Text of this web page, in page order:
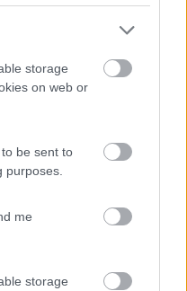
storage
on web or
be sent to
purposes.
me
storage
è a 200 metri, vicino ...